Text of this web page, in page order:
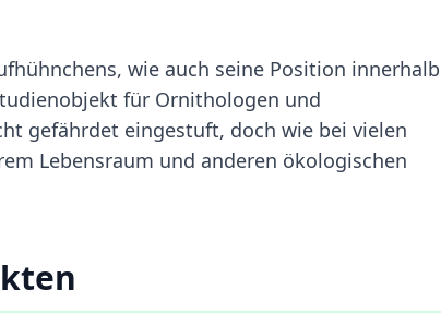
wie auch seine Position innerhalb
für Ornithologen und
gefährdet eingestuft, doch wie bei vielen
Lebensraum und anderen ökologischen